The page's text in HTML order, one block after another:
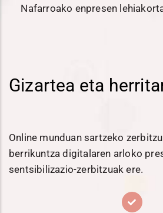
Nafarroako enpresen
Gizartea eta
Online munduan sartzeko
berrikuntza digitalaren arloko
sentsibilizazio-zerbitzuak ere.